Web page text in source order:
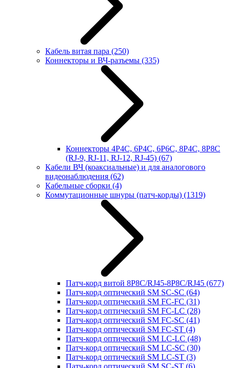
Кабель витая пара (250)
Коннекторы и ВЧ-разъемы (335)
Коннекторы 4P4C, 6P4C, 6P6C, 8P4C, 8P8C
(RJ-9, RJ-11, RJ-12, RJ-45) (67)
Кабели ВЧ (коаксиальные) и для аналогового
видеонаблюдения (62)
Кабельные сборки (4)
Коммутационные шнуры (патч-корды) (1319)
Патч-корд витой 8P8C/RJ45-8P8C/RJ45 (677)
Патч-корд оптический SM SC-SC (64)
Патч-корд оптический SM FC-FC (31)
Патч-корд оптический SM FC-LC (28)
Патч-корд оптический SM FC-SC (41)
Патч-корд оптический SM FC-ST (4)
Патч-корд оптический SM LC-LC (48)
Патч-корд оптический SM LC-SC (30)
Патч-корд оптический SM LC-ST (3)
Патч-корд оптический SM SC-ST (6)